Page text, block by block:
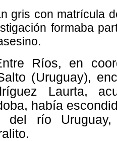
gris con matrícula
formaba
Ríos, en
(Uruguay),
Laurta,
había
del río